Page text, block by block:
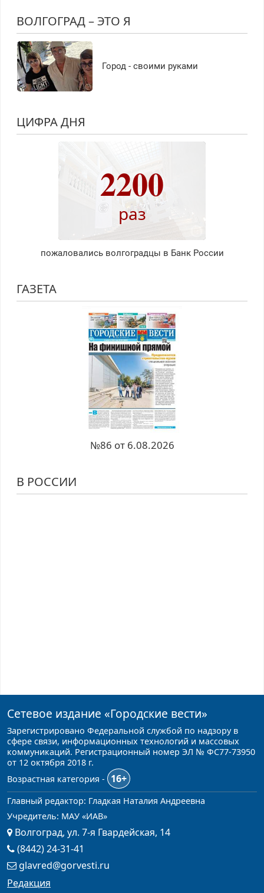
ВОЛГОГРАД – ЭТО Я
Город - своими руками
ЦИФРА ДНЯ
2200
раз
пожаловались волгоградцы в Банк России
ГАЗЕТА
№86 от 6.08.2026
В РОССИИ
Сетевое издание «Городские вести»
Зарегистрировано Федеральной службой по надзору в
сфере связи, информационных технологий и массовых
коммуникаций. Регистрационный номер ЭЛ № ФС77-73950
от 12 октября 2018 г.
Возрастная категория -
16+
Главный редактор: Гладкая Наталия Андреевна
Учредитель: МАУ «ИАВ»
Волгоград, ул. 7-я Гвардейская, 14
(8442) 24-31-41
glavred@gorvesti.ru
Редакция